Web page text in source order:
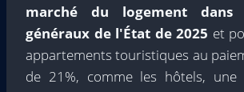
marché du logement dans
généraux de l'État de 2025 et
appartements touristiques au
de 21%, comme les hôtels,